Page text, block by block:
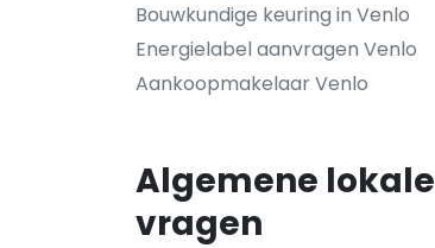
Bouwkundige keuring in Venlo
Energielabel aanvragen Venlo
Aankoopmakelaar Venlo
Algemene lokale
vragen